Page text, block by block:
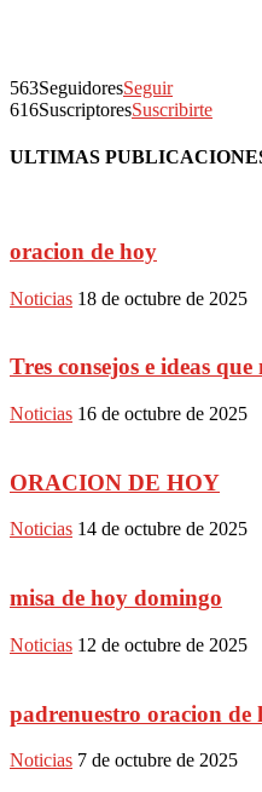
563SeguidoresSeguir
616SuscriptoresSuscribirte
ULTIMAS
oracion de hoy
Noticias 18 de octubre de 2025
Tres consejos e ideas
Noticias 16 de octubre de 2025
ORACION DE HOY
Noticias 14 de octubre de 2025
misa de hoy domingo
Noticias 12 de octubre de 2025
padrenuestro oracion de
Noticias 7 de octubre de 2025